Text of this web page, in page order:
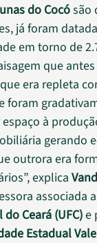
do Cocósão
já foram
em torno de
que
era repleta
foram
à
gerando
outrora era
explica
associada
Ceará (UFC)e
Estadual